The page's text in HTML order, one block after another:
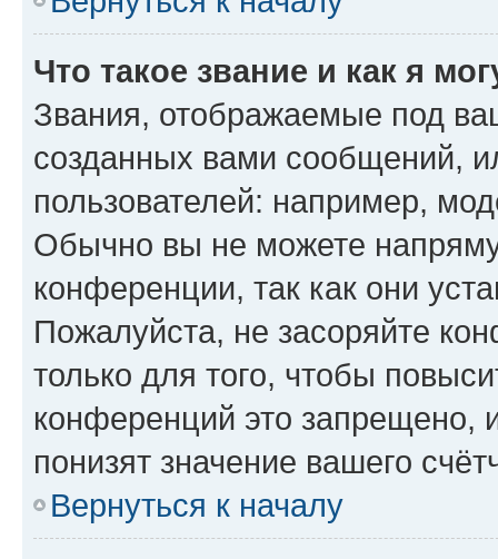
Что такое звание и как я
Звания, отображаемые под
созданных вами сообщений,
пользователей: например,
Обычно вы не можете
конференции, так как они
Пожалуйста, не засоряйте
только для того, чтобы
конференций это запрещено,
понизят значение вашего
Вернуться к началу